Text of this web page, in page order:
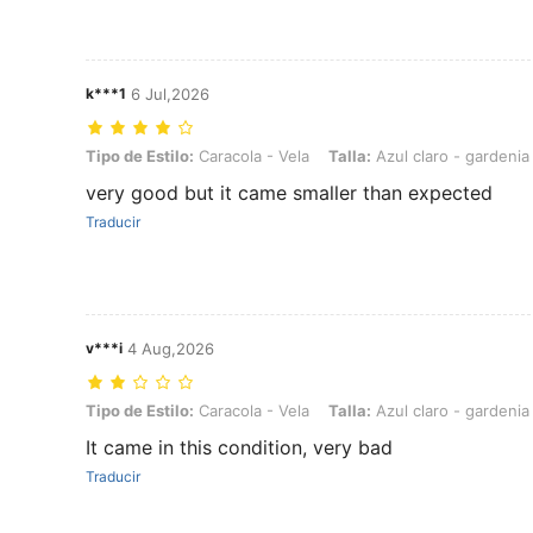
k***1 6 Jul,2026
Tipo de Estilo: Caracola - Vela, Talla: Azul claro - gardenia
Tipo de Estilo: Caracola - Vela Talla: Azul claro - gardenia
very good but it came smaller than expected
Traducir
v***i 4 Aug,2026
Tipo de Estilo: Caracola - Vela, Talla: Azul claro - gardenia
Tipo de Estilo: Caracola - Vela Talla: Azul claro - gardenia
It came in this condition, very bad
Traducir